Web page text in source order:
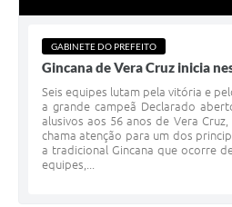
GABINETE DO PREFEITO
Gincana de Vera Cruz inicia
Seis equipes lutam pela vitória e
a grande campeã Declarado
alusivos aos 56 anos de Vera
chama atenção para um dos
a tradicional Gincana que ocorre
equipes,...